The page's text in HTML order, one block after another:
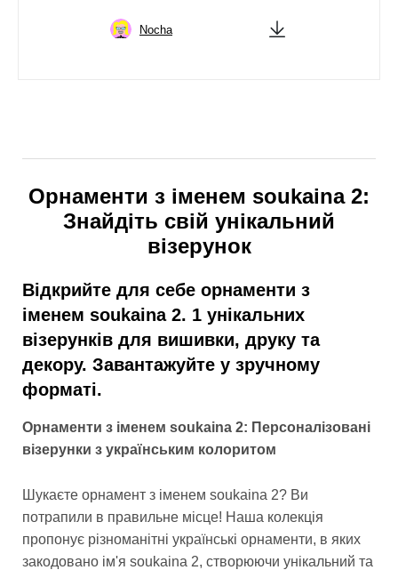
Nocha
Орнаменти з іменем soukaina 2:
Знайдіть свій унікальний
візерунок
Відкрийте для себе орнаменти з
іменем soukaina 2. 1 унікальних
візерунків для вишивки, друку та
декору. Завантажуйте у зручному
форматі.
Орнаменти з іменем soukaina 2: Персоналізовані
візерунки з українським колоритом
Шукаєте орнамент з іменем soukaina 2? Ви
потрапили в правильне місце! Наша колекція
пропонує різноманітні українські орнаменти, в яких
закодовано ім'я soukaina 2, створюючи унікальний та